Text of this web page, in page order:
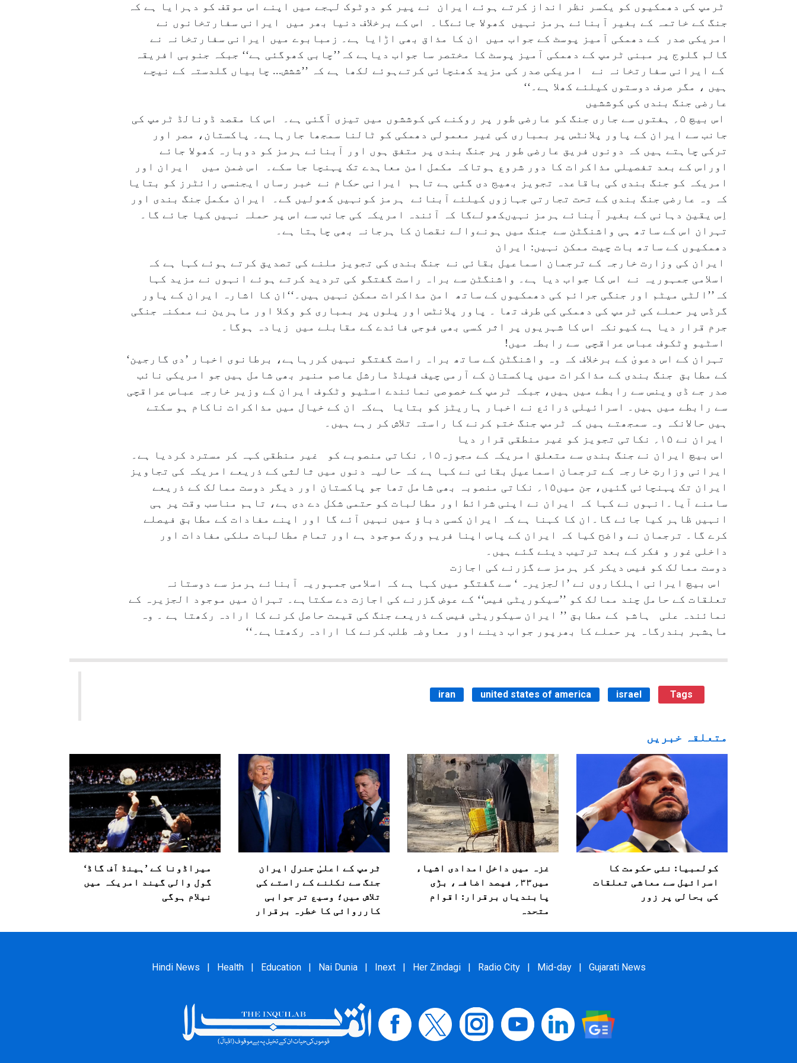
ٹرمپ کی دھمکیوں کو یکسر نظر انداز کرتے ہوئے ایران نے پیر کو دوٹوک لہجے میں اپنے اس موقف کو دہرایا ہے کہ
جنگ کے خاتمہ کے بغیر آبنائے ہرمز نہیں کھولا جائےگا۔ اس کے برخلاف دنیا بھر میں ایرانی سفارتخانوں نے
امریکی صدر کے دھمکی آمیز پوسٹ کے جواب میں ان کا مذاق بھی اڑایا ہے۔ زمبابوے میں ایرانی سفارتخانہ نے
گالم گلوج پر مبنی ٹرمپ کے دھمکی آمیز پوسٹ کا مختصر سا جواب دیاہے کہ’’چابی کھوگئی ہے‘‘ جبکہ جنوبی افریقہ
کے ایرانی سفارتخانہ نے امریکی صدر کی مزید کھنچائی کرتےہوئے لکھا ہے کہ ’’ششش... چابیاں گلدستہ کے نیچے
ہیں ، مگر صرف دوستوں کیلئے کھلا ہے۔‘‘
عارضی جنگ بندی کی کوششیں
اس بیچ ۵؍ ہفتوں سے جاری جنگ کو عارضی طور پر روکنے کی کوششوں میں تیزی آگئی ہے۔ اس کا مقصد ڈونالڈ ٹرمپ کی
جانب سے ایران کے پاور پلانٹس پر بمباری کی غیر معمولی دھمکی کو ٹالنا سمجھا جارہاہے۔ پاکستان، مصر اور
ترکی چاہتے ہیں کہ دونوں فریق عارضی طور پر جنگ بندی پر متفق ہوں اور آبنائے ہرمز کو دوبارہ کھولا جائے
اوراس کے بعد تفصیلی مذاکرات کا دور شروع ہوتاکہ مکمل امن معاہدے تک پہنچا جا سکے۔ اس ضمن میں ایران اور
امریکہ کو جنگ بندی کی باقاعدہ تجویز بھیج دی گئی ہے تاہم ایرانی حکام نے خبر رساں ایجنسی رائٹرز کو بتایا
کہ وہ عارضی جنگ بندی کے تحت تجارتی جہازوں کیلئے آبنائے ہرمز کونہیں کھولیں گے۔ ایران مکمل جنگ بندی اور
اِس یقین دہانی کے بغیر آبنائے ہرمز نہیںکھولےگا کہ آئندہ امریکہ کی جانب سے اس پر حملہ نہیں کیا جائے گا۔
تہران اس کے ساتھ ہی واشنگٹن سے جنگ میں ہونےوالے نقصان کا ہرجانہ بھی چاہتا ہے۔
دھمکیوں کے ساتھ بات چیت ممکن نہیں: ایران
ایران کی وزارت خارجہ کے ترجمان اسماعیل بقائی نے جنگ بندی کی تجویز ملنے کی تصدیق کرتے ہوئے کہا ہے کہ
اسلامی جمہوریہ نے اس کا جواب دیا ہے۔ واشنگٹن سے براہ راست گفتگو کی تردید کرتے ہوئے انہوں نے مزید کہا
کہ’’الٹی میٹم اور جنگی جرائم کی دھمکیوں کے ساتھ امن مذاکرات ممکن نہیں ہیں۔‘‘ان کا اشارہ ایران کے پاور
گرڈس پر حملے کی ٹرمپ کی دھمکی کی طرف تھا ۔ پاور پلانٹس اور پلوں پر بمباری کو وکلا اور ماہرین نے ممکنہ جنگی
جرم قرار دیا ہے کیونکہ اس کا شہریوں پر اثر کسی بھی فوجی فائدے کے مقابلے میں زیادہ ہوگا۔
اسٹیو وِٹکوف عباس عراقچی سے رابطہ میں!
تہران کے اس دعویٰ کے برخلاف کہ وہ واشنگٹن کے ساتھ براہ راست گفتگو نہیں کررہاہے، برطانوی اخبار ’دی گارجین‘
کے مطابق جنگ بندی کے مذاکرات میں پاکستان کے آرمی چیف فیلڈ مارشل عاصم منیر بھی شامل ہیں جو امریکی نائب
صدر جے ڈی وینس سے رابطے میں ہیں، جبکہ ٹرمپ کے خصوصی نمائندے اسٹیو وٹکوف ایران کے وزیر خارجہ عباس عراقچی
سے رابطے میں ہیں۔ اسرائیلی ذرائع نے اخبار ہاریٹز کو بتایا ہےکہ ان کے خیال میں مذاکرات ناکام ہو سکتے
ہیں حالانکہ وہ سمجھتے ہیں کہ ٹرمپ جنگ ختم کرنے کا راستہ تلاش کر رہے ہیں۔
ایران نے ۱۵؍ نکاتی تجویز کو غیر منطقی قرار دیا
اس بیچ ایران نے جنگ بندی سے متعلق امریکہ کے مجوزہ۱۵؍ نکاتی منصوبے کو غیر منطقی کہہ کر مسترد کردیا ہے۔
ایرانی وزارتِ خارجہ کے ترجمان اسماعیل بقائی نے کہا ہے کہ حالیہ دنوں میں ثالثی کے ذریعے امریکہ کی تجاویز
ایران تک پہنچائی گئیں، جن میں۱۵؍ نکاتی منصوبہ بھی شامل تھا جو پاکستان اور دیگر دوست ممالک کے ذریعے
سامنے آیا۔انہوں نے کہا کہ ایران نے اپنی شرائط اور مطالبات کو حتمی شکل دے دی ہے، تاہم مناسب وقت پر ہی
انہیں ظاہر کیا جائے گا۔ان کا کہنا ہے کہ ایران کسی دباؤ میں نہیں آئے گا اور اپنے مفادات کے مطابق فیصلے
کرے گا۔ ترجمان نے واضح کیا کہ ایران کے پاس اپنا فریم ورک موجود ہے اور تمام مطالبات ملکی مفادات اور
داخلی غور و فکر کے بعد ترتیب دیئے گئے ہیں۔
دوست ممالک کو فیس دیکر کر ہرمز سے گزرنے کی اجازت
اس بیچ ایرانی اہلکاروں نے ’الجزیرہ ‘ سے گفتگو میں کہا ہے کہ اسلامی جمہوریہ آبنائے ہرمز سے دوستانہ
تعلقات کے حامل چند ممالک کو ’’سیکوریٹی فیس‘‘ کے عوض گزرنے کی اجازت دے سکتاہے۔ تہران میں موجود الجزیرہ کے
نمائندہ علی ہاشم کے مطابق ’’ ایران سیکوریٹی فیس کے ذریعے جنگ کی قیمت حاصل کرنے کا ارادہ رکھتا ہے ۔ وہ
ماہشہر بندرگاہ پر حملے کا بھرپور جواب دینے اور معاوضہ طلب کرنے کا ارادہ رکھتاہے۔‘‘
iran united states of america israel Tags
متعلقہ خبریں
کولمبیا: نئی حکومت کا
اسرائیل سے معاشی تعلقات
کی بحالی پر زور
غزہ میں داخل امدادی اشیاء
میں۳۳؍ فیصد اضافہ، بڑی
پابندیاں برقرار: اقوام
متحدہ
ٹرمپ کے اعلیٰ جنرل ایران
جنگ سے نکلنے کے راستے کی
تلاش میں؛ وسیع تر جوابی
کارروائی کا خطرہ برقرار
میراڈونا کے ’ہینڈ آف گاڈ‘
گول والی گیند امریکہ میں
نیلام ہوگی
Hindi News | Health | Education | Nai Dunia | Inext | Her Zindagi | Radio City | Mid-day | Gujarati News